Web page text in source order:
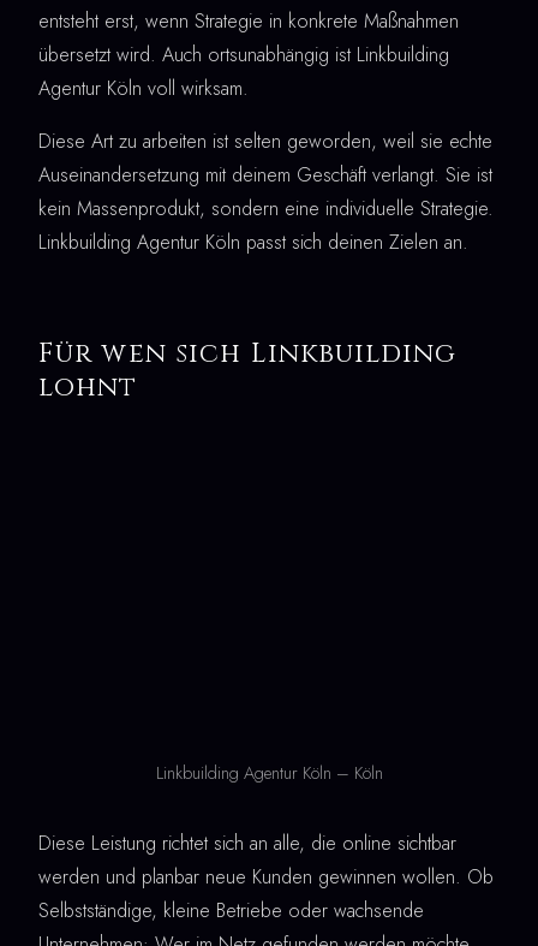
entsteht erst, wenn Strategie in konkrete Maßnahmen
übersetzt wird. Auch ortsunabhängig ist Linkbuilding
Agentur Köln voll wirksam.
Diese Art zu arbeiten ist selten geworden, weil sie echte
Auseinandersetzung mit deinem Geschäft verlangt. Sie ist
kein Massenprodukt, sondern eine individuelle Strategie.
Linkbuilding Agentur Köln passt sich deinen Zielen an.
Für wen sich Linkbuilding
lohnt
Linkbuilding Agentur Köln – Köln
Diese Leistung richtet sich an alle, die online sichtbar
werden und planbar neue Kunden gewinnen wollen. Ob
Selbstständige, kleine Betriebe oder wachsende